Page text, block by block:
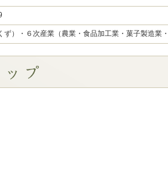
）・６次産業（農業・食品加工業・菓子製造業・